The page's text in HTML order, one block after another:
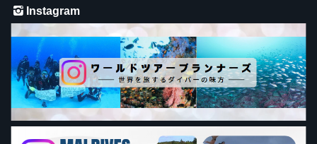
Instagram